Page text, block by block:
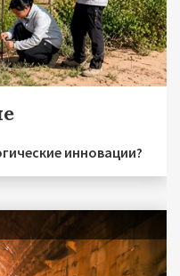
инновации?